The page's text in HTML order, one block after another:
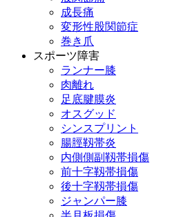
成長痛
変形性股関節症
巻き爪
スポーツ障害
ランナー膝
肉離れ
足底腱膜炎
オスグッド
シンスプリント
腸脛靱帯炎
内側側副靱帯損傷
前十字靱帯損傷
後十字靱帯損傷
ジャンパー膝